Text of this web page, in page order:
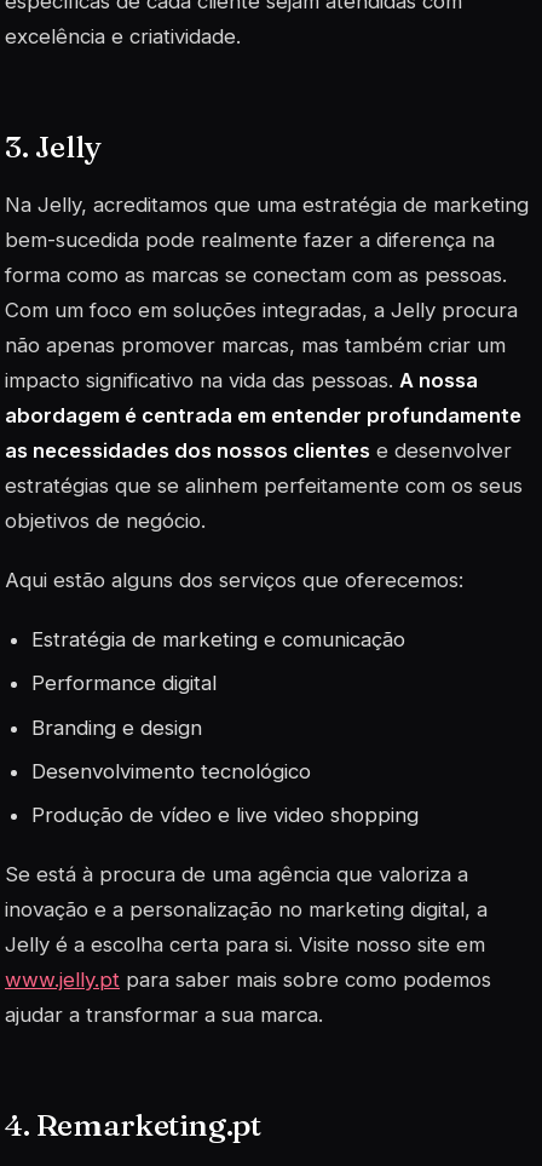
excelência e criatividade.
3. Jelly
Na Jelly, acreditamos que uma estratégia de marketing
bem-sucedida pode realmente fazer a diferença na
forma como as marcas se conectam com as pessoas.
Com um foco em soluções integradas, a Jelly procura
não apenas promover marcas, mas também criar um
impacto significativo na vida das pessoas. A nossa
abordagem é centrada em entender profundamente
as necessidades dos nossos clientes e desenvolver
estratégias que se alinhem perfeitamente com os seus
objetivos de negócio.
Aqui estão alguns dos serviços que oferecemos:
Estratégia de marketing e comunicação
Performance digital
Branding e design
Desenvolvimento tecnológico
Produção de vídeo e live video shopping
Se está à procura de uma agência que valoriza a
inovação e a personalização no marketing digital, a
Jelly é a escolha certa para si. Visite nosso site em
www.jelly.pt para saber mais sobre como podemos
ajudar a transformar a sua marca.
4. Remarketing.pt